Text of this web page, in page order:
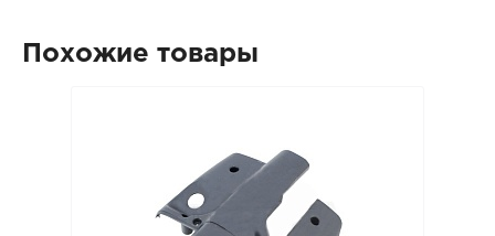
Похожие товары